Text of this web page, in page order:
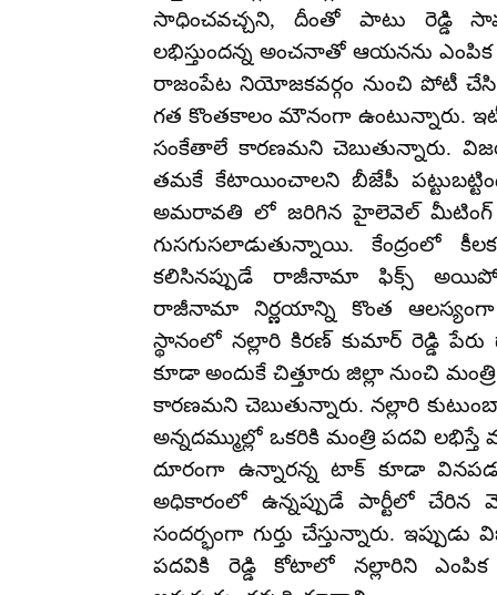
సాధించవచ్చని, దీంతో పాటు రెడ్డి
లభిస్తుందన్న అంచనాతో ఆయనను
రాజంపేట నియోజకవర్గం నుంచి పోటీ
గత కొంతకాలం మౌనంగా ఉంటున్నారు.
సంకేతాలే కారణమని చెబుతున్నారు.
తమకే కేటాయించాలని బీజేపీ
అమరావతి లో జరిగిన హైలెవెల్ మీటింగ్
గుసగుసలాడుతున్నాయి. కేంద్రంలో
కలిసినప్పుడే రాజీనామా ఫిక్స్
రాజీనామా నిర్ణయాన్ని కొంత ఆలస్యంగా
స్థానంలో నల్లారి కిరణ్ కుమార్ రెడ్డి
కూడా అందుకే చిత్తూరు జిల్లా నుంచి
కారణమని చెబుతున్నారు. నల్లారి
అన్నదమ్ముల్లో ఒకరికి మంత్రి పదవి
దూరంగా ఉన్నారన్న టాక్ కూడా
అధికారంలో ఉన్నప్పుడే పార్టీలో
సందర్భంగా గుర్తు చేస్తున్నారు.
పదవికి రెడ్డి కోటాలో నల్లారిని